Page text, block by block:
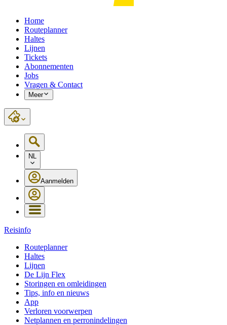
Home
Routeplanner
Haltes
Lijnen
Tickets
Abonnementen
Jobs
Vragen & Contact
Meer
NL
Aanmelden
Reisinfo
Routeplanner
Haltes
Lijnen
De Lijn Flex
Storingen en omleidingen
Tips, info en nieuws
App
Verloren voorwerpen
Netplannen en perronindelingen